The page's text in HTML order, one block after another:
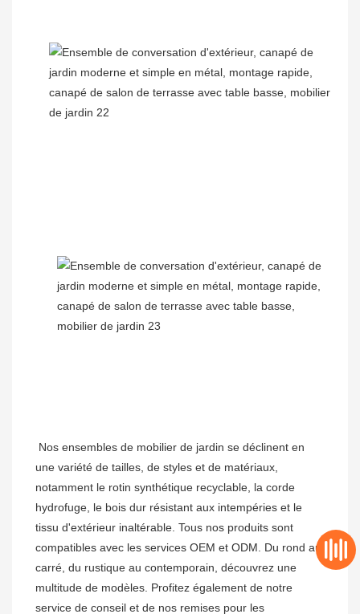
Nos ensembles de mobilier de jardin se déclinent en
une variété de tailles, de styles et de matériaux,
notamment le rotin synthétique recyclable, la corde
hydrofuge, le bois dur résistant aux intempéries et le
tissu d'extérieur inaltérable. Tous nos produits sont
compatibles avec les services OEM et ODM. Du rond au
carré, du rustique au contemporain, découvrez une
multitude de modèles. Profitez également de notre
service de conseil et de nos remises pour les